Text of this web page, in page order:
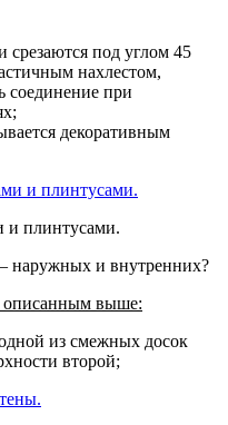
под углом 45
нахлестом,
соединение при
декоративным
и плинтусами.
наружных и внутренних?
описанным выше:
из смежных досок
второй;